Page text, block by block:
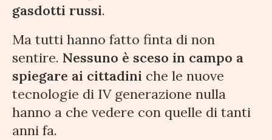
gasdotti russi.
Ma tutti hanno fatto finta di non
sentire. Nessuno è sceso in campo a
spiegare ai cittadini che le nuove
tecnologie di IV generazione nulla
hanno a che vedere con quelle di tanti
anni fa.